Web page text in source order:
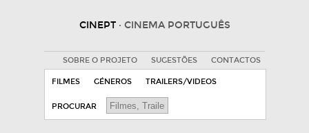
CINEPT · CINEMA PORTUGUÊS
SOBRE O PROJETO SUGESTÕES CONTACTOS
FILMES GÉNEROS TRAILERS/VIDEOS
PROCURAR